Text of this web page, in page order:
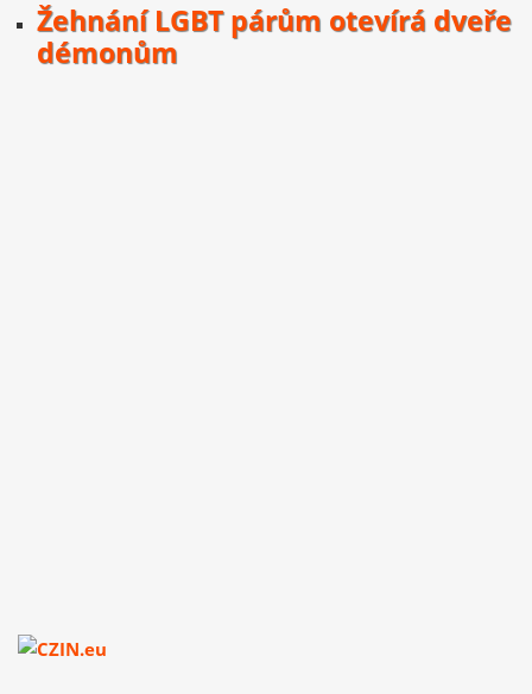
Žehnání LGBT párům otevírá dveře
démonům